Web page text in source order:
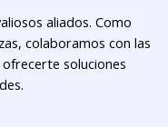
aliados. Como
colaboramos con las
soluciones